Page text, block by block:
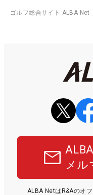
ゴルフ総合サイト ALBA Net
メル
ALBA NetはR&Aのオ